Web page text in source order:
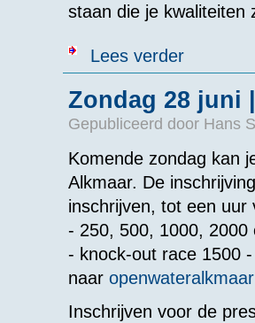
staan die je kwaliteiten
Lees verderover Bericht
Zondag 28 juni
Gepubliceerd door Hans
Komende zondag kan
Alkmaar. De
inschrijven, tot een
- 250, 500, 1000,
- knock-out race 1500
naar
Inschrijven voor de